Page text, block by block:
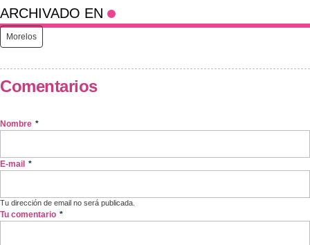
ARCHIVADO EN
Morelos
Comentarios
Nombre *
E-mail *
Tu dirección de email no será publicada.
Tu comentario *